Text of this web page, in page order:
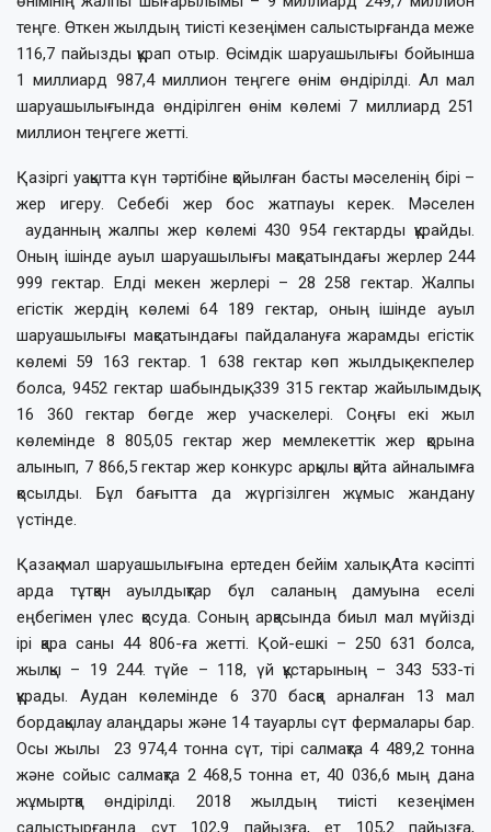
теңге. Өткен жылдың тиісті кезеңімен салыстырғанда меже
116,7 пайызды құрап отыр. Өсімдік шаруашылығы бойынша
1 миллиард 987,4 миллион теңгеге өнім өндірілді. Ал мал
шаруашылығында өндірілген өнім көлемі 7 миллиард 251
миллион теңгеге жетті.
Қазіргі уақытта күн тәртібіне қойылған басты мәселенің бірі –
жер игеру. Себебі жер бос жатпауы керек. Мәселен
ауданның жалпы жер көлемі 430 954 гектарды құрайды.
Оның ішінде ауыл шаруашылығы мақсатындағы жерлер 244
999 гектар. Елді мекен жерлері – 28 258 гектар. Жалпы
егістік жердің көлемі 64 189 гектар, оның ішінде ауыл
шаруашылығы мақсатындағы пайдалануға жарамды егістік
көлемі 59 163 гектар. 1 638 гектар көп жылдық екпелер
болса, 9452 гектар шабындық, 339 315 гектар жайылымдық,
16 360 гектар бөгде жер учаскелері. Соңғы екі жыл
көлемінде 8 805,05 гектар жер мемлекеттік жер қорына
алынып, 7 866,5 гектар жер конкурс арқылы қайта айналымға
қосылды. Бұл бағытта да жүргізілген жұмыс жандану
үстінде.
Қазақ мал шаруашылығына ертеден бейім халық. Ата кәсіпті
арда тұтқан ауылдықтар бұл саланың дамуына еселі
еңбегімен үлес қосуда. Соның арқасында биыл мал мүйізді
ірі қара саны 44 806-ға жетті. Қой-ешкі – 250 631 болса,
жылқы – 19 244. түйе – 118, үй құстарының – 343 533-ті
құрады. Аудан көлемінде 6 370 басқа арналған 13 мал
бордақылау алаңдары және 14 тауарлы сүт фермалары бар.
Осы жылы 23 974,4 тонна сүт, тірі салмақта 4 489,2 тонна
және сойыс салмақта 2 468,5 тонна ет, 40 036,6 мың дана
жұмыртқа өндірілді. 2018 жылдың тиісті кезеңімен